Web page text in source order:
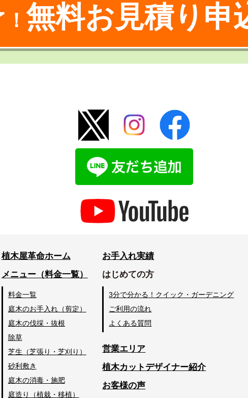
無料お見積り申
植木屋革命ホーム
メニュー（料金一覧）
料金一覧
庭木のお手入れ（剪定）
庭木の伐採・抜根
除草
芝生（芝張り・芝刈り）
砂利敷き
庭木の消毒・施肥
庭造り（植栽・移植）
お手入れ実績
はじめての方
3分で分かる！クイック・ガーデニング
ご利用の流れ
よくある質問
営業エリア
植木カットデザイナー紹介
お客様の声